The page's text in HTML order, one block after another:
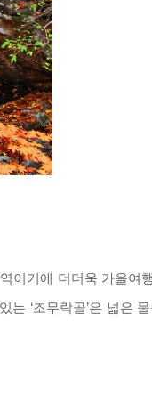
이기에 더더욱 가을여
는 ‘조무락골’은 넓은